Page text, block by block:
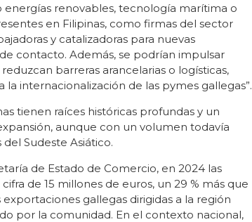
renovables, tecnología marítima o
en Filipinas, como firmas del sector
y catalizadoras para nuevas
contacto. Además, se podrían impulsar
barreras arancelarias o logísticas,
internacionalización de las pymes gallegas”.
tienen raíces históricas profundas y un
aunque con un volumen todavía
Sudeste Asiático.
de Estado de Comercio, en 2024 las
de 15 millones de euros, un 29 % más que
gallegas dirigidas a la región
por la comunidad. En el contexto nacional,